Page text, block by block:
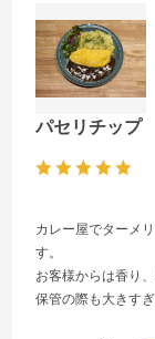
パセリチップ
カレー屋でターメ
す。
お客様からは香り
保管の際も大きす